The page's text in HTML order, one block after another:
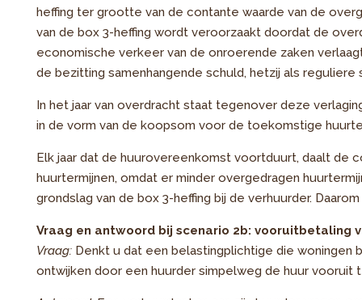
heffing ter grootte van de contante waarde van de
van de box 3-heffing wordt veroorzaakt doordat de
economische verkeer van de onroerende zaken
de bezitting samenhangende schuld, hetzij als reguliere
In het jaar van overdracht staat tegenover deze
in de vorm van de koopsom voor de toekomstige
Elk jaar dat de huurovereenkomst voortduurt, daalt de
huurtermijnen, omdat er minder overgedragen
grondslag van de box 3-heffing bij de verhuurder.
Vraag en antwoord bij scenario 2b: vooruitbetaling
Vraag:Denkt u dat een belastingplichtige die woningen
ontwijken door een huurder simpelweg de huur vooruit